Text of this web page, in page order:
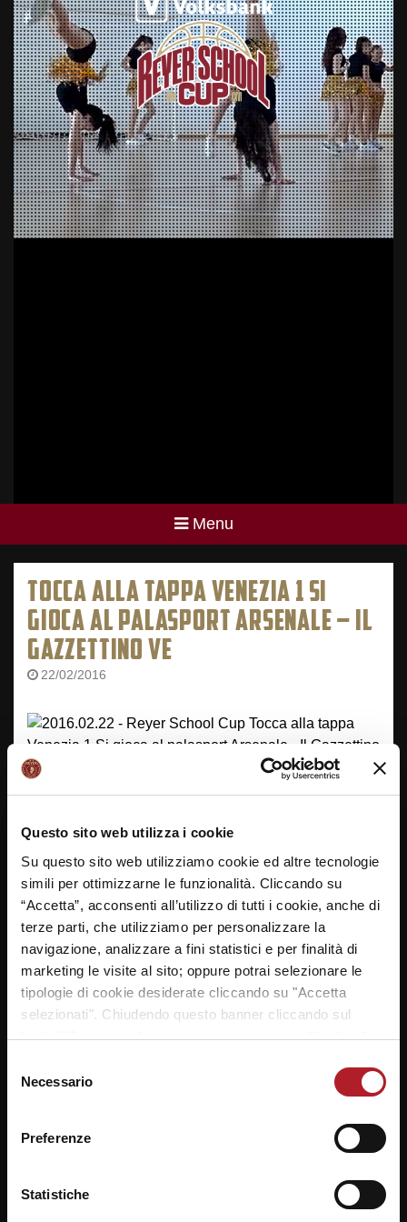
Questo sito web utilizza i cookie
Su questo sito web utilizziamo cookie ed altre tecnologie
simili per ottimizzarne le funzionalità. Cliccando su
“Accetta”, acconsenti all’utilizzo di tutti i cookie, anche di
terze parti, che utilizziamo per personalizzare la
navigazione, analizzare a fini statistici e per finalità di
marketing le visite al sito; oppure potrai selezionare le
tipologie di cookie desiderate cliccando su "Accetta
selezionati". Chiudendo questo banner cliccando sul
tasto “X” prosegui la navigazione e saranno attivati solo i
modificare le tue preferenze in ogni momento mediante il
link “Impostazione dei cookie” a fine pagina. Per ulteriori
Cookie
Policy.
delNecessario
Preferenze
Statistiche
Menu
TOCCA ALLA TAPPA VENEZIA 1 SI
GIOCA AL PALASPORT ARSENALE – IL
GAZZETTINO VE
22/02/2016
NAVIGAZIONE
ARTICOLI
post:
Reyer School Cup: la
presentazione dell’Istituto
Reyer School Cup, oggi
tappa veneziana – La
Nuova VE
LASCIA UN COMMENTO
Il tuo indirizzo email non sarà pubblicato. I campi
obbligatori sono contrassegnati*
Commento